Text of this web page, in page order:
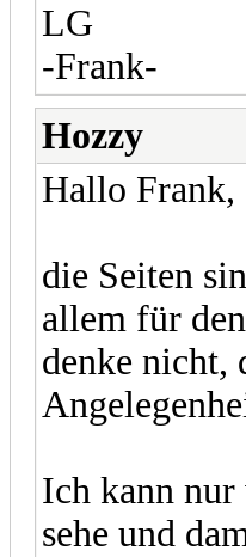
LG
-Frank-
Hozzy
Hallo Frank,
die Seiten
allem für
denke nicht,
Ich kann nur
sehe und